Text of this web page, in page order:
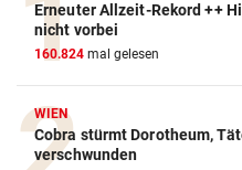
Erneuter Allzeit-Rekord ++
nicht vorbei
160.824 mal gelesen
WIEN
Cobra stürmt Dorotheum,
verschwunden